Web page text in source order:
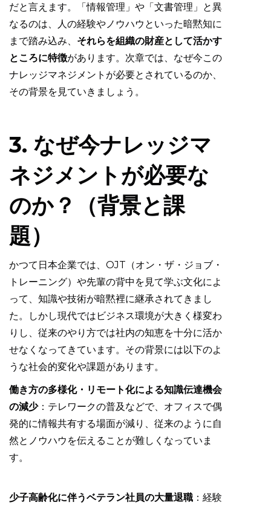
だと言えます。「情報管理」や「文書管理」と異
なるのは、人の経験やノウハウといった暗黙知に
まで踏み込み、 それらを組織の財産として活かす
ところに特徴があります。次章では、なぜ今この
ナレッジマネジメントが必要とされているのか、
その背景を見ていきましょう。
3. なぜ今ナレッジマ
ネジメントが必要な
のか？（背景と課
題）
かつて日本企業では、OJT（オン・ザ・ジョブ・
トレーニング）や先輩の背中を見て学ぶ文化によ
って、知識や技術が暗黙裡に継承されてきまし
た。しかし現代ではビジネス環境が大きく様変わ
りし、従来のやり方では社内の知恵を十分に活か
せなくなってきています。その背景には以下のよ
うな社会的変化や課題があります。
働き方の多様化・リモート化による知識伝達機会
の減少：テレワークの普及などで、オフィスで偶
発的に情報共有する場面が減り、従来のように自
然とノウハウを伝えることが難しくなっていま
す。
少子高齢化に伴うベテラン社員の大量退職 ：経験